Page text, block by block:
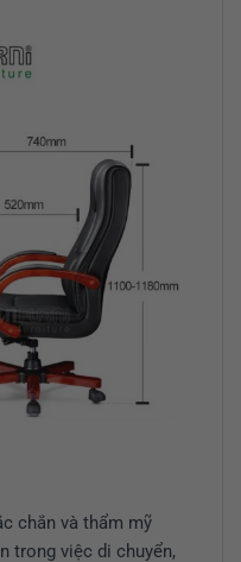
chắn và thẩm mỹ
trong việc di chuyển,